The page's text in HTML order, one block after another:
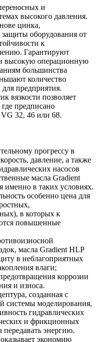
и
высокого давления.
цинка,
оборудования от
к
Гарантируют
высокую операционную
большинства
количество
предприятия.
вязкости позволяет
где предписано
VG 32, 46 или 68.
прогрессу в
давление, а также
насосов
масла Gradient
именно в таких условиях.
особенно цена для
в которых к
повышенные
масла Gradient HLP
в неблагоприятных
влаги;
коррозии
и износа.
созданная с
системы моделирования,
гидравлических
и фрикционных
передавать энергию.
экономию